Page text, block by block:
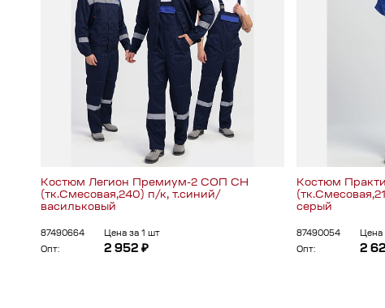
Костюм Легион Премиум-2 СОП CH
(тк.Смесовая,240) п/к, т.синий/
васильковый
87490664
Цена за 1 шт
Опт:
2 952 ₽
Костюм
серый
87490054
Цена
Опт:
2